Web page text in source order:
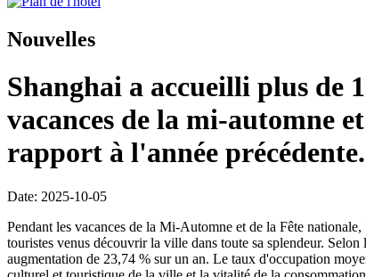
Nouvelles
Shanghai a accueilli plus de
vacances de la mi-automne
rapport à l'année précédente.
Date: 2025-10-05
Pendant les vacances de la Mi-Automne et de la Fête
touristes venus découvrir la ville dans toute sa splendeur.
augmentation de 23,74 % sur un an. Le taux d'occupation